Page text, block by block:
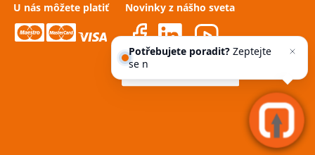
U nás môžete platiť Novinky z nášho sveta
Potřebujete poradit? Zeptejte
se našeho asistenta